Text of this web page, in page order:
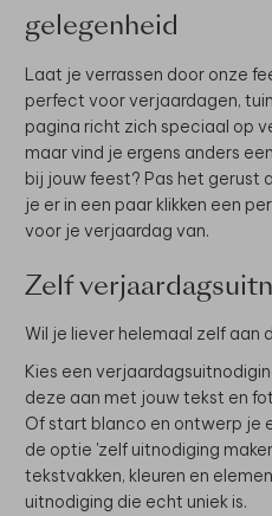
gelegenheid
Laat je verrassen door onze
perfect voor verjaardagen,
pagina richt zich speciaal op
maar vind je ergens anders
bij jouw feest? Pas het gerust
je er in een paar klikken een
voor je verjaardag van.
Zelf
Wil je liever helemaal zelf aan
Kies een
deze aan met jouw tekst en
Of start blanco en ontwerp je
de optie 'zelf uitnodiging
tekstvakken, kleuren en
uitnodiging die echt uniek is.